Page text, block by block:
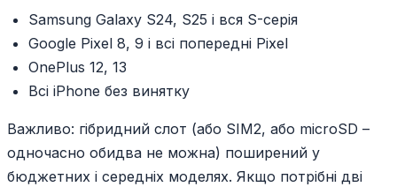
Samsung Galaxy S24, S25 і вся S-серія
Google Pixel 8, 9 і всі попередні Pixel
OnePlus 12, 13
Всі iPhone без винятку
Важливо: гібридний слот (або SIM2, або microSD –
одночасно обидва не можна) поширений у
бюджетних і середніх моделях. Якщо потрібні дві